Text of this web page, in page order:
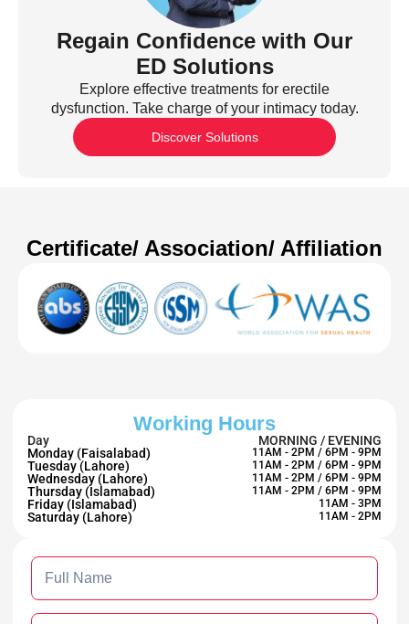
Regain Confidence with Our
ED Solutions
Explore effective treatments for erectile
dysfunction. Take charge of your intimacy today.
Discover Solutions
Certificate/ Association/ Affiliation
Working Hours
Day
MORNING / EVENING
Monday (Faisalabad)
11AM - 2PM / 6PM - 9PM
Tuesday (Lahore) 11AM - 2PM / 6PM - 9PM
Wednesday (Lahore) 11AM - 2PM / 6PM - 9PM
Thursday (Islamabad) 11AM - 2PM / 6PM - 9PM
Friday (Islamabad) 11AM - 3PM
Saturday (Lahore) 11AM - 2PM